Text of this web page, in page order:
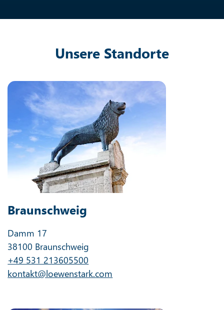
Unsere Standorte
Braunschweig
Damm 17
38100 Braunschweig
+49 531 213605500
kontakt@loewenstark.com